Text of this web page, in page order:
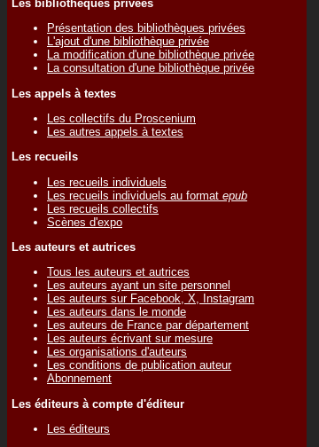
Les bibliothèques privées
Présentation des bibliothèques privées
L'ajout d'une bibliothèque privée
La modification d'une bibliothèque privée
La consultation d'une bibliothèque privée
Les appels à textes
Les collectifs du Proscenium
Les autres appels à textes
Les recueils
Les recueils individuels
Les recueils individuels au format epub
Les recueils collectifs
Scènes d'expo
Les auteurs et autrices
Tous les auteurs et autrices
Les auteurs ayant un site personnel
Les auteurs sur Facebook, X, Instagram
Les auteurs dans le monde
Les auteurs de France par département
Les auteurs écrivant sur mesure
Les organisations d'auteurs
Les conditions de publication auteur
Abonnement
Les éditeurs à compte d'éditeur
Les éditeurs